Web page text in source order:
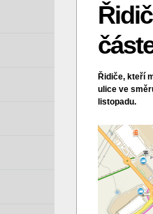
Řidiče, kteří
ulice ve
listopadu.